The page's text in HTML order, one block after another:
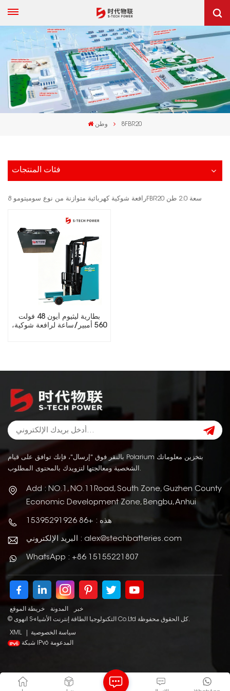
وطن 8FBR20
فئات المنتجات
رافعة شوكية كهربائية متوازنة من نوع سوميتومو 8FBR20 سعة 2.0 طن
بطارية ليثيوم أيون 48 فولت
560 أمبير/ساعة لرافعة شوكية،
بالنقر فوق "إرسال"، فإنك توافق على قيام Polarium بتخزين معلوماتك
الشخصية ومعالجتها لتزويدك بالمحتوى المطلوب.
Add : NO.1, NO.11Road, South Zone, Guzhen County
Economic Development Zone, Bengbu, Anhui
هذه : +86 15395291926
البريد الإلكتروني : alex@stechbatteries.com
WhatsApp : +86 15155221807
خريطة الموقع المدونة
خبر
© انهوى S-التكنولوجيا الطاقة إنترنت الأشياء Co.Ltd كل الحقوق محفوظة.
XML
سياسة الخصوصية
شبكة IPv6 المدعومة